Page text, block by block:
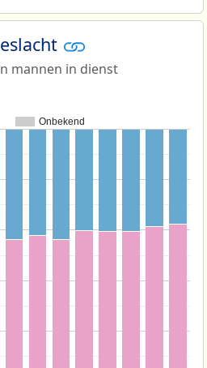
mannen in dienst
Onbekend